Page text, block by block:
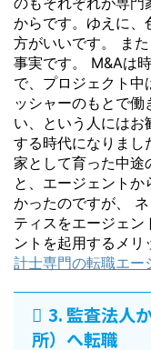
からです。ゆえに、
方がいいです。 ま
事実です。 M&Aは
で、プロジェクト中
ッシャーのもとで
い、という人にはお
する時代になりまし
家として育った中途
と、エージェント
かったのですが、
ティスをエージェン
ントを起用するメリ
計士専門の転職エー
3. 監査法人
所）へ転職